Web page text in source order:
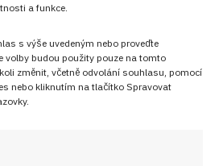
a funkce.
s výše uvedeným nebo proveďte
volby budou použity pouze na tomto
změnit, včetně odvolání souhlasu, pomocí
nebo kliknutím na tlačítko Spravovat